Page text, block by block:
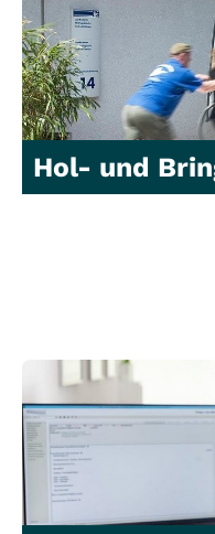
Hol- und